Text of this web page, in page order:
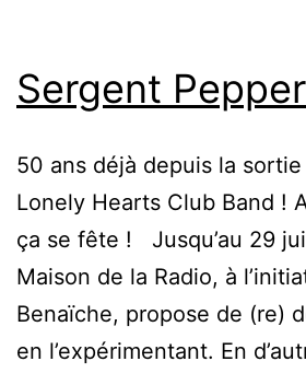
Sergent
50 ans déjà depuis la sortie
Lonely Hearts Club Band !
ça se fête ! Jusqu’au 29
Maison de la Radio, à
Benaïche, propose de (re)
en l’expérimentant. En